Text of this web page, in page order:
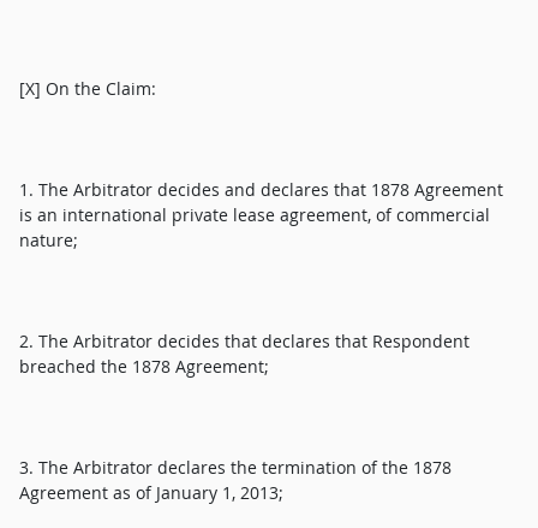
[X] On the Claim:
1. The Arbitrator decides and declares that 1878 Agreement
is an international private lease agreement, of commercial
nature;
2. The Arbitrator decides that declares that Respondent
breached the 1878 Agreement;
3. The Arbitrator declares the termination of the 1878
Agreement as of January 1, 2013;